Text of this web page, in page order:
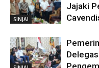
SINJAI
Jajaki